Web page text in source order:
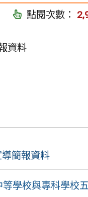
點閱次數：
資料
簡報資料
學校與專科學校